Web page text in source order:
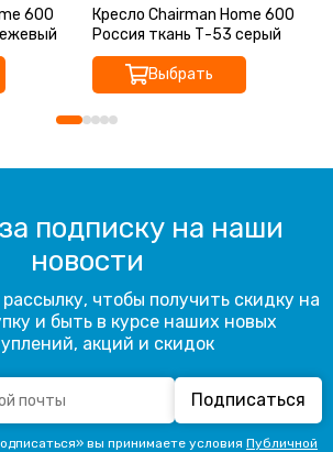
600
Кресло Chairman Home 600
Россия ткань Т-53 серый
Выбрать
подписку на наши
новости
чтобы получить скидку на
и быть в курсе наших новых
акций и скидок
Подписаться
вы принимаете условия Публичной